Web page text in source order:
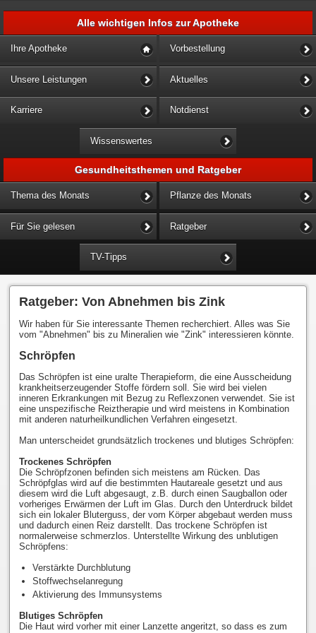
Alle wichtigen Infos zur Apotheke
Ihre Apotheke Vorbestellung
Unsere Leistungen Aktuelles
Karriere Notdienst
Wissenswertes
Gesundheitsthemen und Ratgeber
Thema des Monats Pflanze des Monats
Für Sie gelesen Ratgeber
TV-Tipps
Ratgeber: Von Abnehmen bis Zink
Wir haben für Sie interessante Themen recherchiert. Alles was Sie
vom "Abnehmen" bis zu Mineralien wie "Zink" interessieren könnte.
Schröpfen
Das Schröpfen ist eine uralte Therapieform, die eine Ausscheidung
krankheitserzeugender Stoffe fördern soll. Sie wird bei vielen
inneren Erkrankungen mit Bezug zu Reflexzonen verwendet. Sie ist
eine unspezifische Reiztherapie und wird meistens in Kombination
mit anderen naturheilkundlichen Verfahren eingesetzt.
Man unterscheidet grundsätzlich trockenes und blutiges Schröpfen:
Trockenes Schröpfen
Die Schröpfzonen befinden sich meistens am Rücken. Das
Schröpfglas wird auf die bestimmten Hautareale gesetzt und aus
diesem wird die Luft abgesaugt, z.B. durch einen Saugballon oder
vorheriges Erwärmen der Luft im Glas. Durch den Unterdruck bildet
sich ein lokaler Bluterguss, der vom Körper abgebaut werden muss
und dadurch einen Reiz darstellt. Das trockene Schröpfen ist
normalerweise schmerzlos. Unterstellte Wirkung des unblutigen
Schröpfens:
Verstärkte Durchblutung
Stoffwechselanregung
Aktivierung des Immunsystems
Blutiges Schröpfen
Die Haut wird vorher mit einer Lanzette angeritzt, so dass es zum